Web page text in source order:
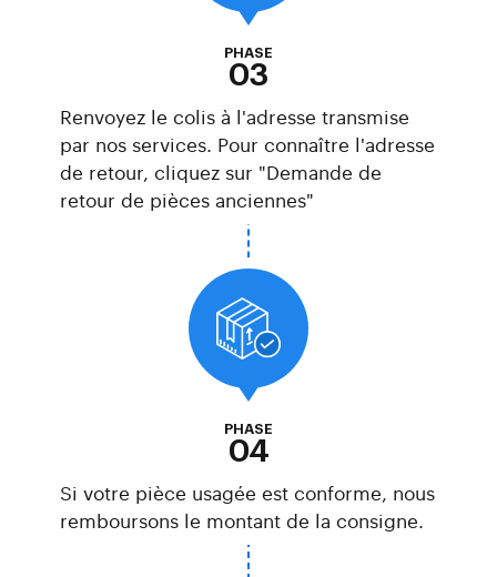
PHASE
03
Renvoyez le colis à l'adresse transmise
par nos services. Pour connaître l'adresse
de retour, cliquez sur "Demande de
retour de pièces anciennes"
PHASE
04
Si votre pièce usagée est conforme, nous
remboursons le montant de la consigne.